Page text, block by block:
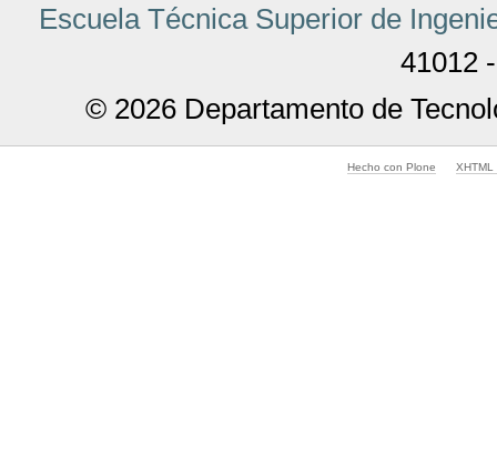
Escuela Técnica Superior de
41012
© 2026 Departamento de
Hecho con Plone XHTML